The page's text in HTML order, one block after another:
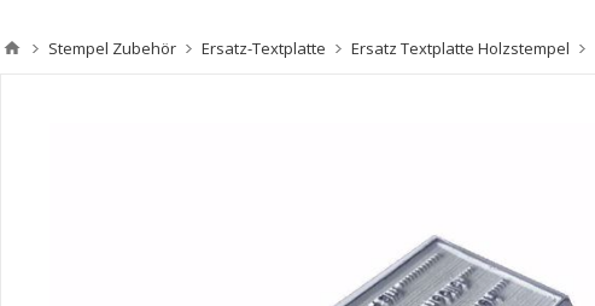
Stempel Zubehör Ersatz-Textplatte Ersatz Textplatte Holzstempel